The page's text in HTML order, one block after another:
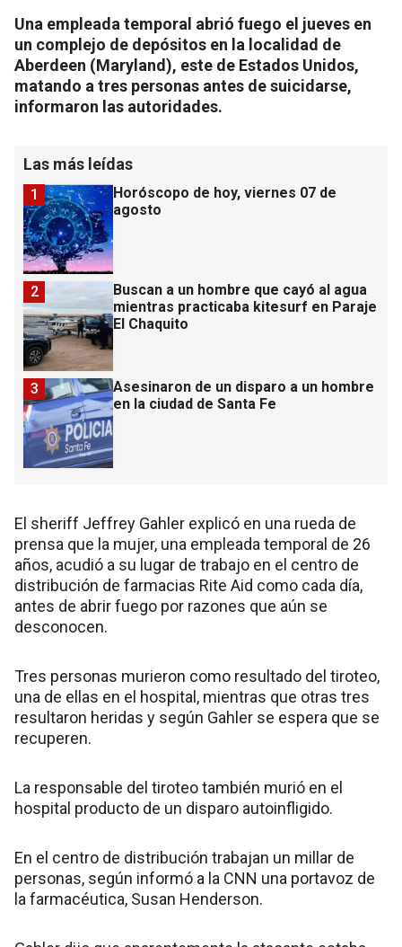
Una empleada temporal abrió fuego el jueves en
un complejo de depósitos en la localidad de
Aberdeen (Maryland), este de Estados Unidos,
matando a tres personas antes de suicidarse,
informaron las autoridades.
Las más leídas
Horóscopo de hoy, viernes 07 de
agosto
1
Buscan a un hombre que cayó al agua
mientras practicaba kitesurf en Paraje
El Chaquito
2
Asesinaron de un disparo a un hombre
en la ciudad de Santa Fe
3
El sheriff Jeffrey Gahler explicó en una rueda de
prensa que la mujer, una empleada temporal de 26
años, acudió a su lugar de trabajo en el centro de
distribución de farmacias Rite Aid como cada día,
antes de abrir fuego por razones que aún se
desconocen.
Tres personas murieron como resultado del tiroteo,
una de ellas en el hospital, mientras que otras tres
resultaron heridas y según Gahler se espera que se
recuperen.
La responsable del tiroteo también murió en el
hospital producto de un disparo autoinfligido.
En el centro de distribución trabajan un millar de
personas, según informó a la CNN una portavoz de
la farmacéutica, Susan Henderson.